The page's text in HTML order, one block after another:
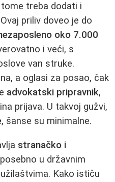
tome treba dodati i
priliv doveo je do
oko 7.000
i veći, s
van struke.
a oglasi za posao, čak
advokatski pripravnik,
prijava. U takvoj gužvi,
, šanse su minimalne.
stranačko i
u državnim
Kako ističu